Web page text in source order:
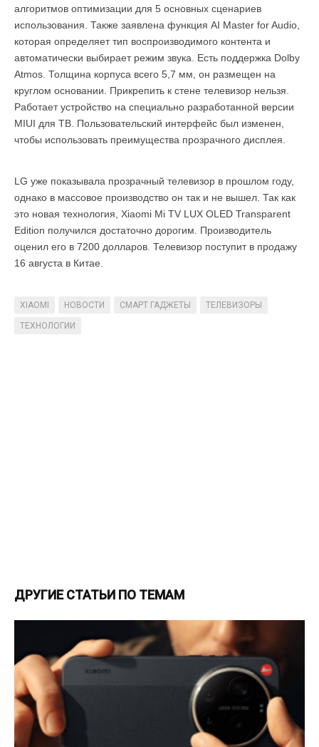
алгоритмов оптимизации для 5 основных сценариев
использования. Также заявлена функция AI Master for Audio,
которая определяет тип воспроизводимого контента и
автоматически выбирает режим звука. Есть поддержка Dolby
Atmos. Толщина корпуса всего 5,7 мм, он размещен на
круглом основании. Прикрепить к стене телевизор нельзя.
Работает устройство на специально разработанной версии
MIUI для ТВ. Пользовательский интерфейс был изменен,
чтобы использовать преимущества прозрачного дисплея.
LG уже показывала прозрачный телевизор в прошлом году,
однако в массовое производство он так и не вышел. Так как
это новая технология, Xiaomi Mi TV LUX OLED Transparent
Edition получился достаточно дорогим. Производитель
оценил его в 7200 долларов. Телевизор поступит в продажу
16 августа в Китае.
XIAOMI НОВОСТИ СМАРТ ГАДЖЕТЫ ТЕЛЕВИЗОРЫ
ТЕХНОЛОГИИ
ДРУГИЕ СТАТЬИ ПО ТЕМАМ